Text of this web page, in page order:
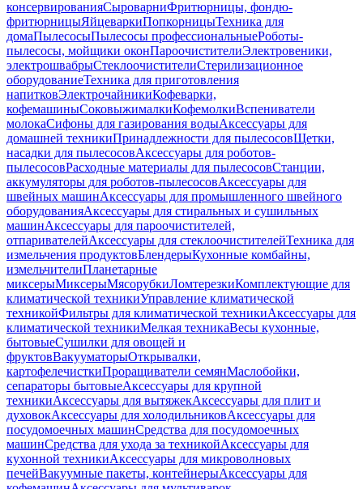
консервированияСыроварниФритюрницы, фондю-
фритюрницыЯйцеваркиПопкорницыТехника для
домаПылесосыПылесосы профессиональныеРоботы-
пылесосы, мойщики оконПароочистителиЭлектровеники,
электрошвабрыСтеклоочистителиСтерилизационное
оборудованиеТехника для приготовления
напитковЭлектрочайникиКофеварки,
кофемашиныСоковыжималкиКофемолкиВспениватели
молокаСифоны для газирования водыАксессуары для
домашней техникиПринадлежности для пылесосовЩетки,
насадки для пылесосовАксессуары для роботов-
пылесосовРасходные материалы для пылесосовСтанции,
аккумуляторы для роботов-пылесосовАксессуары для
швейных машинАксессуары для промышленного швейного
оборудованияАксессуары для стиральных и сушильных
машинАксессуары для пароочистителей,
отпаривателейАксессуары для стеклоочистителейТехника для
измельчения продуктовБлендерыКухонные комбайны,
измельчителиПланетарные
миксерыМиксерыМясорубкиЛомтерезкиКомплектующие для
климатической техникиУправление климатической
техникойФильтры для климатической техникиАксессуары для
климатической техникиМелкая техникаВесы кухонные,
бытовыеСушилки для овощей и
фруктовВакууматорыОткрывалки,
картофелечисткиПроращиватели семянМаслобойки,
сепараторы бытовыеАксессуары для крупной
техникиАксессуары для вытяжекАксессуары для плит и
духовокАксессуары для холодильниковАксессуары для
посудомоечных машинСредства для посудомоечных
машинСредства для ухода за техникойАксессуары для
кухонной техникиАксессуары для микроволновых
печейВакуумные пакеты, контейнерыАксессуары для